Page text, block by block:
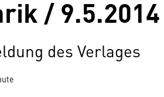
/ 9.5.2014
des Verlages